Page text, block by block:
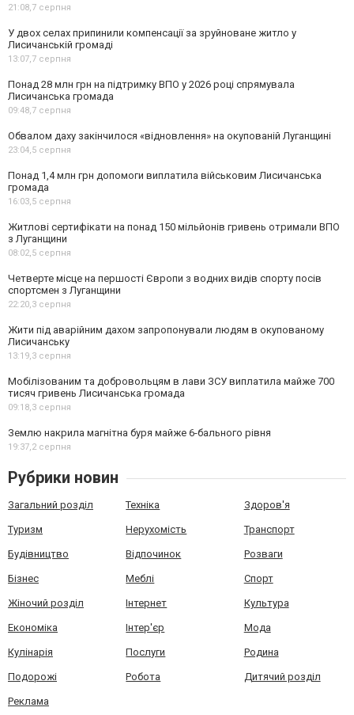
21:08,7 серпня
У двох селах припинили компенсації за зруйноване житло у
Лисичанській громаді
13:07,7 серпня
Понад 28 млн грн на підтримку ВПО у 2026 році спрямувала
Лисичанська громада
09:48,7 серпня
Обвалом даху закінчилося «відновлення» на окупованій Луганщині
23:04,5 серпня
Понад 1,4 млн грн допомоги виплатила військовим Лисичанська
громада
16:03,5 серпня
Житлові сертифікати на понад 150 мільйонів гривень отримали ВПО
з Луганщини
08:02,5 серпня
Четверте місце на першості Європи з водних видів спорту посів
спортсмен з Луганщини
22:20,3 серпня
Жити під аварійним дахом запропонували людям в окупованому
Лисичанську
13:19,3 серпня
Мобілізованим та добровольцям в лави ЗСУ виплатила майже 700
тисяч гривень Лисичанська громада
09:18,3 серпня
Землю накрила магнітна буря майже 6-бального рівня
19:37,2 серпня
Рубрики новин
Загальний розділ Техніка Здоров'я
Туризм Нерухомість Транспорт
Будівництво Відпочинок Розваги
Бізнес Меблі Спорт
Жіночий розділ Інтернет Культура
Економіка Інтер'єр Мода
Кулінарія Послуги Родина
Подорожі Робота Дитячий розділ
Реклама